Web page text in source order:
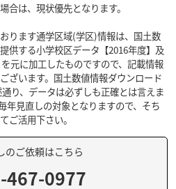
は、現状優先となります。
ります通学区域(学区)情報は、国土数
供する小学校区データ【2016年度】及
元に加工したものですので、記載情報
ざいます。国土数値情報ダウンロード
り、データは必ずしも正確とは言えま
年見直しの対象となりますので、そち
ご活用下さい。
のご依頼はこちら
467-0977